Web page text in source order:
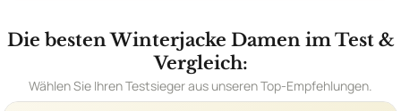
Die besten Winterjacke Damen im Test &
Vergleich:
Wählen Sie Ihren Testsieger aus unseren Top-Empfehlungen.